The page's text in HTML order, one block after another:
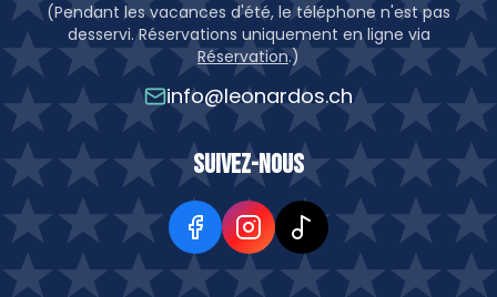
(Pendant les vacances d'été, le téléphone n'est pas
desservi. Réservations uniquement en ligne via
Réservation.)
info@leonardos.ch
Suivez-nous